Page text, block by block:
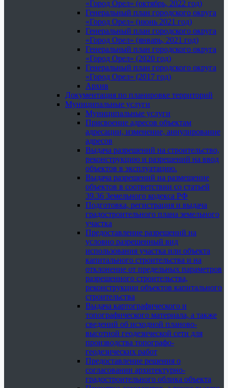
«Город Орел» (октябрь, 2022 год)
Генеральный план городского округа
«Город Орел» (июнь 2021 год)
Генеральный план городского округа
«Город Орел» (январь, 2021 год)
Генеральный план городского округа
«Город Орел» (2020 год)
Генеральный план городского округа
«Город Орел» (2017 год)
Архив
Документация по планировке территорий
Муниципальные услуги
Муниципальные услуги
Присвоение адресов объектам
адресации, изменение, аннулирование
адресов
Выдача разрешений на строительство,
реконструкцию и разрешений на ввод
объектов в эксплуатацию.
Выдача разрешений на размещение
объектов в соответствии со статьей
39.36 Земельного кодекса РФ
Подготовка, регистрация и выдача
градостроительного плана земельного
участка
Предоставление разрешений на
условно разрешенный вид
использования участка или объекта
капитального строительства и на
отклонение от предельных параметров
разрешенного строительства,
реконструкции объектов капитального
строительства
Выдача картографического и
топографического материала, а также
сведений об исходной планово-
высотной геодезической сети для
производства топографо-
геодезических работ
Предоставление решения о
согласовании архитектурно-
градостроительного облика объекта